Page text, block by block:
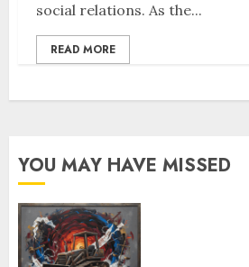
social relations. As the...
READ MORE
YOU MAY HAVE MISSED